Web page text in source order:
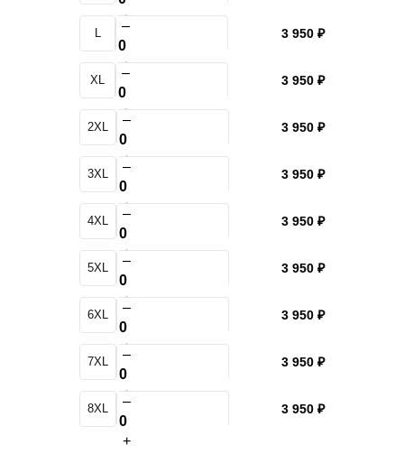
+
L –
+
3 950 ₽
XL –
+
3 950 ₽
2XL –
+
3 950 ₽
3XL –
+
3 950 ₽
4XL –
+
3 950 ₽
5XL –
+
3 950 ₽
6XL –
+
3 950 ₽
7XL –
+
3 950 ₽
8XL –
+
3 950 ₽